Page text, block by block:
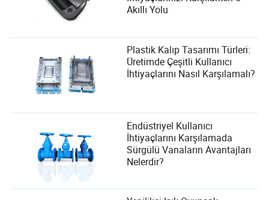
Akıllı Yolu
Plastik Kalıp Tasarımı Türleri:
Üretimde Çeşitli Kullanıcı
İhtiyaçlarını Nasıl Karşılamalı?
Endüstriyel Kullanıcı
İhtiyaçlarını Karşılamada
Sürgülü Vanaların Avantajları
Nelerdir?